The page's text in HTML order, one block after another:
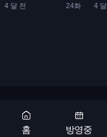
4 달 전 12화 6
Copyright 2026 © 애니
홈 방영중